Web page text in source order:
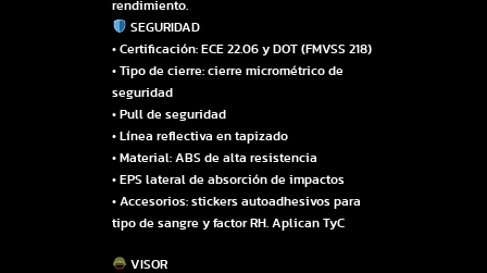
rendimiento.
SEGURIDAD
• Certificación: ECE 22.06 y DOT (FMVSS 218)
• Tipo de cierre: cierre micrométrico de
seguridad
• Pull de seguridad
• Línea reflectiva en tapizado
• Material: ABS de alta resistencia
• EPS lateral de absorción de impactos
• Accesorios: stickers autoadhesivos para
tipo de sangre y factor RH. Aplican TyC
VISOR